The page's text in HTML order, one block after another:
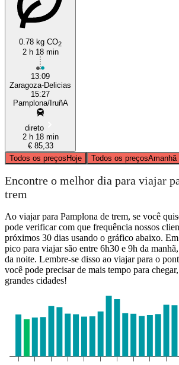
0.78 kg CO2
2 h 18 min
13:09
Zaragoza-Delicias
15:27
Pamplona/IruñA
direto
2 h 18 min
€ 85,33
Todos os preçosHoje Todos os preçosAmanhã
Encontre o melhor dia para viajar
trem
Ao viajar para Pamplona de trem, se você
pode verificar com que frequência nossos
próximos 30 dias usando o gráfico abaixo.
pico para viajar são entre 6h30 e 9h da
da noite. Lembre-se disso ao viajar para o
você pode precisar de mais tempo para
grandes cidades!